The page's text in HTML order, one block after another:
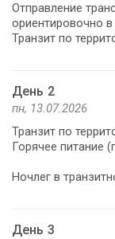
Отправление
ориентировочно в
Транзит по
День 2
пн, 13.07.2026
Транзит по
Горячее питание
Ночлег в
День 3